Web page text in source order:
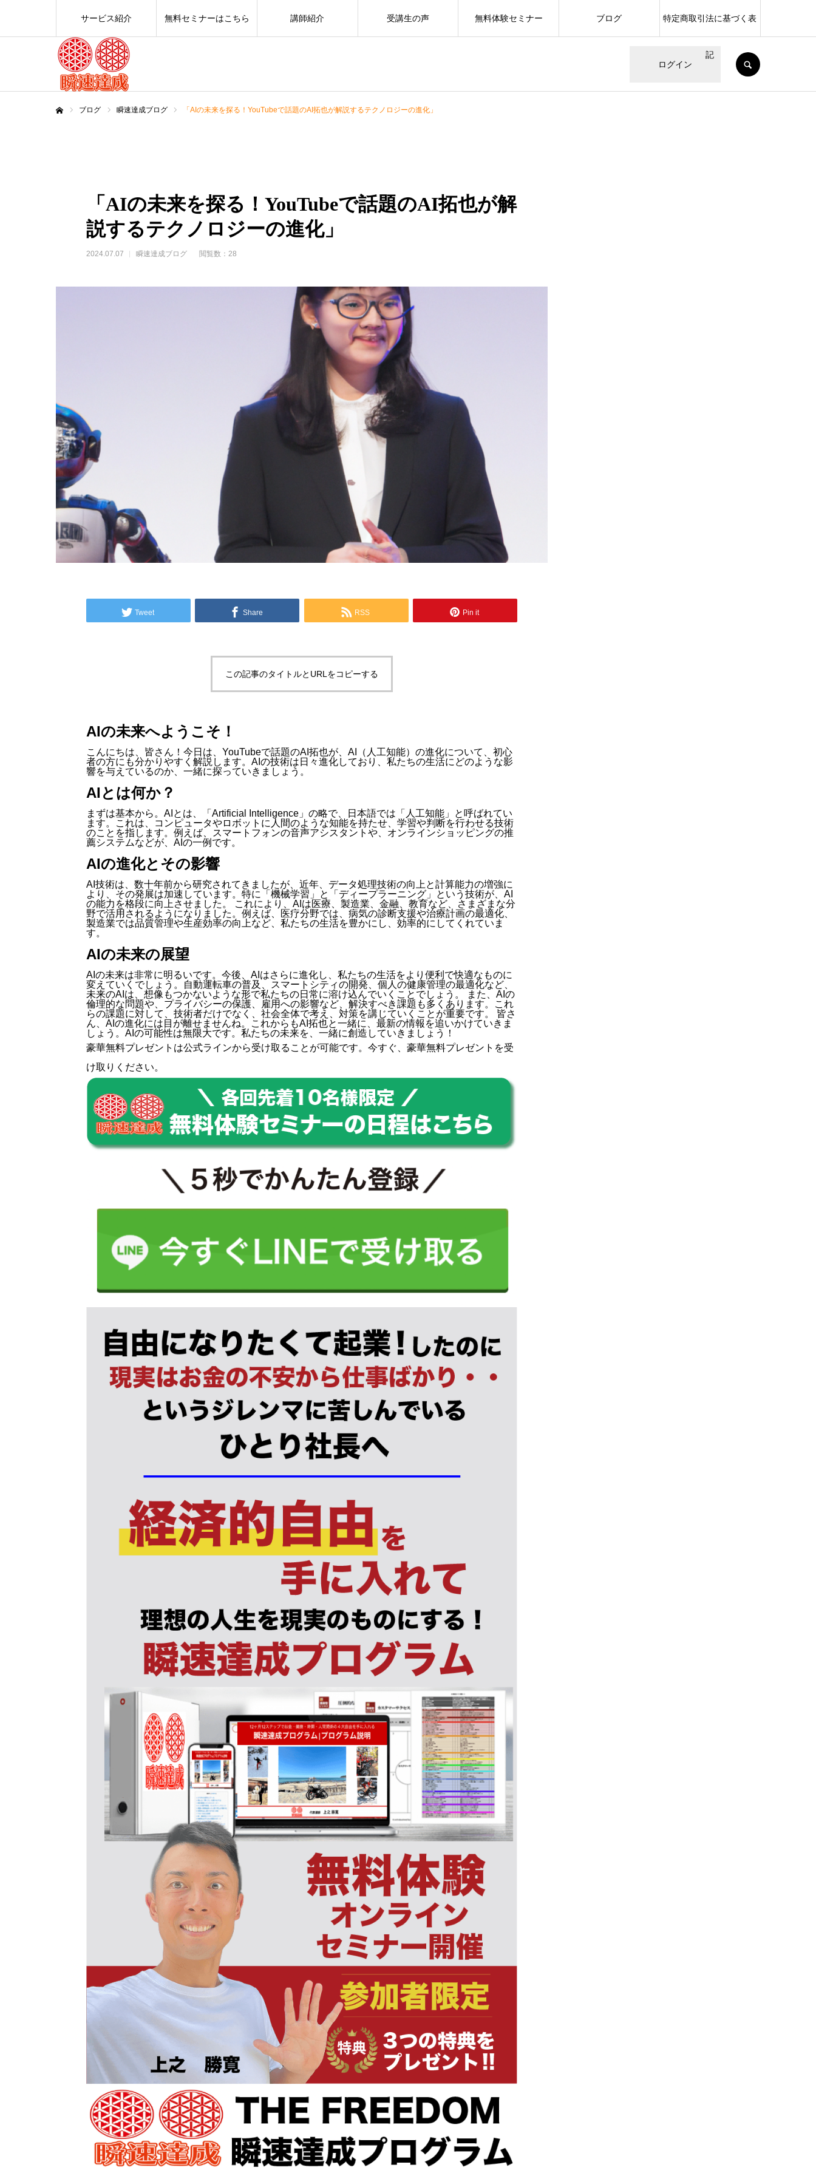
ログイン
サービス紹介 無料セミナーはこちら 講師紹介 受講生の声 無料体験セミナー ブログ 特定商取引法に基づく表
記
ブログ 瞬速達成ブログ 「AIの未来を探る！YouTubeで話題のAI拓也が解説するテクノロジーの進化」
「AIの未来を探る！YouTubeで話題のAI拓也が解
説するテクノロジーの進化」
2024.07.07 瞬速達成ブログ 閲覧数：28
Tweet Share RSS Pin it
この記事のタイトルとURLをコピーする
AIの未来へようこそ！
こんにちは、皆さん！今日は、YouTubeで話題のAI拓也が、AI（人工知能）の進化について、初心
者の方にも分かりやすく解説します。AIの技術は日々進化しており、私たちの生活にどのような影
響を与えているのか、一緒に探っていきましょう。
AIとは何か？
まずは基本から。AIとは、「Artificial Intelligence」の略で、日本語では「人工知能」と呼ばれてい
ます。これは、コンピュータやロボットに人間のような知能を持たせ、学習や判断を行わせる技術
のことを指します。例えば、スマートフォンの音声アシスタントや、オンラインショッピングの推
薦システムなどが、AIの一例です。
AIの進化とその影響
AI技術は、数十年前から研究されてきましたが、近年、データ処理技術の向上と計算能力の増強に
より、その発展は加速しています。特に「機械学習」と「ディープラーニング」という技術が、AI
の能力を格段に向上させました。 これにより、AIは医療、製造業、金融、教育など、さまざまな分
野で活用されるようになりました。例えば、医疗分野では、病気の診断支援や治療計画の最適化、
製造業では品質管理や生産効率の向上など、私たちの生活を豊かにし、効率的にしてくれていま
す。
AIの未来の展望
AIの未来は非常に明るいです。今後、AIはさらに進化し、私たちの生活をより便利で快適なものに
変えていくでしょう。自動運転車の普及、スマートシティの開発、個人の健康管理の最適化など、
未来のAIは、想像もつかないような形で私たちの日常に溶け込んでいくことでしょう。 また、AIの
倫理的な問題や、プライバシーの保護、雇用への影響など、解決すべき課題も多くあります。これ
らの課題に対して、技術者だけでなく、社会全体で考え、対策を講じていくことが重要です。 皆さ
ん、AIの進化には目が離せませんね。これからもAI拓也と一緒に、最新の情報を追いかけていきま
しょう。AIの可能性は無限大です。私たちの未来を、一緒に創造していきましょう！
豪華無料プレゼントは公式ラインから受け取ることが可能です。今すぐ、豪華無料プレゼントを受
け取りください。